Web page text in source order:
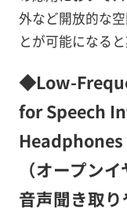
外など開放的な
とが可能になる
◆Low-
for Speech
Headphones
（オープン
音声聞き取